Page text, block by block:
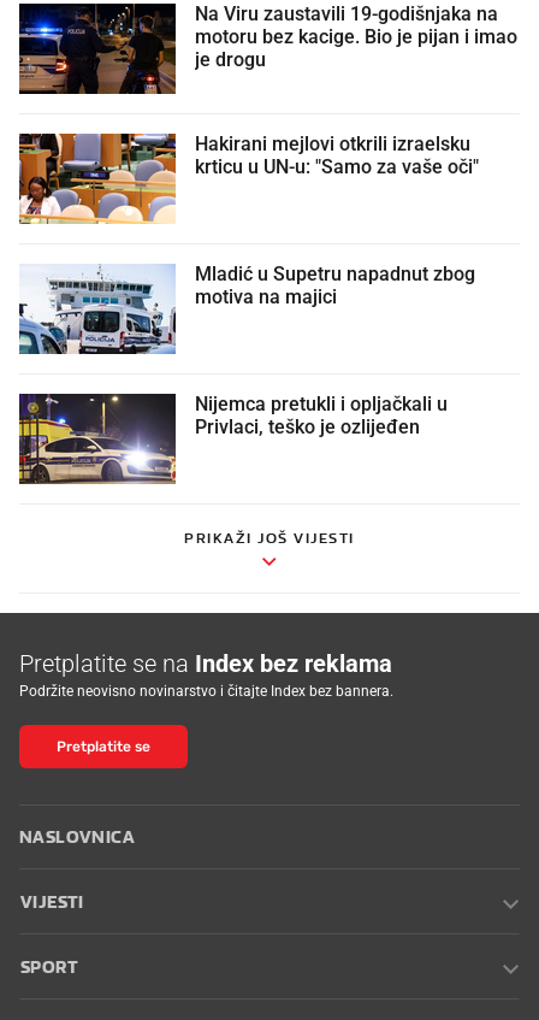
Na Viru zaustavili 19-godišnjaka na
motoru bez kacige. Bio je pijan i imao
je drogu
Hakirani mejlovi otkrili izraelsku
krticu u UN-u: "Samo za vaše oči"
Mladić u Supetru napadnut zbog
motiva na majici
Nijemca pretukli i opljačkali u
Privlaci, teško je ozlijeđen
PRIKAŽI JOŠ VIJESTI
Pretplatite se na Index bez reklama
Podržite neovisno novinarstvo i čitajte Index bez bannera.
Pretplatite se
NASLOVNICA
VIJESTI
SPORT